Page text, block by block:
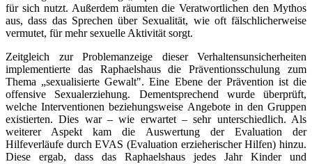
für sich nutzt. Außerdem räumten die Veratwortlichen den Mythos
aus, dass das Sprechen über Sexualität, wie oft fälschlicherweise
vermutet, für mehr sexuelle Aktivität sorgt.
Zeitgleich zur Problemanzeige dieser Verhaltensunsicherheiten
implementierte das Raphaelshaus die Präventionsschulung zum
Thema „sexualisierte Gewalt". Eine Ebene der Prävention ist die
offensive Sexualerziehung. Dementsprechend wurde überprüft,
welche Interventionen beziehungsweise Angebote in den Gruppen
existierten. Dies war – wie erwartet – sehr unterschiedlich. Als
weiterer Aspekt kam die Auswertung der Evaluation der
Hilfeverläufe durch EVAS (Evaluation erzieherischer Hilfen) hinzu.
Diese ergab, dass das Raphaelshaus jedes Jahr Kinder und